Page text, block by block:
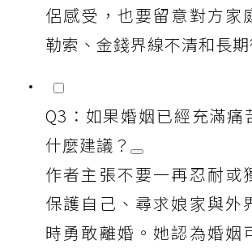
侶感受，也要留意對方家
勒索、金錢界線不清和長期
Q3：如果婚姻已經充滿痛
什麼建議？
作者主張不要一再忍耐或
保護自己、尋求娘家與外
時勇敢離婚。她認為婚姻